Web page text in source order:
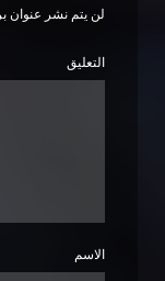
لن يتم نشر عنوان
التعليق
الاسم